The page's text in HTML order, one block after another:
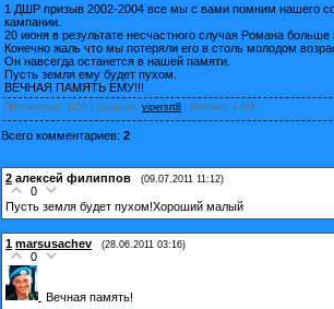
1 ДШР призыв 2002-2004 все мы с вами помним нашего
кампании.
20 июня в результате несчастного случая Романа больше
Конечно жаль что мы потеряли его в столь молодом
Он навсегда останется в нашей памяти.
Пусть земля ему будет пухом.
ВЕЧНАЯ ПАМЯТЬ ЕМУ!!!
Просмотров: 1153 | Добавил: vipersrt8 Рейтинг: 1.0/1
Всего комментариев: 2
2 алексей филиппов (09.07.2011 11:12)
0
Пусть земля будет пухом!Хороший малый
1 marsusachev (28.06.2011 03:16)
0
Вечная память!